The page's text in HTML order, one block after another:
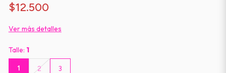
$12.500
Ver más detalles
Talle: 1
1 2 3